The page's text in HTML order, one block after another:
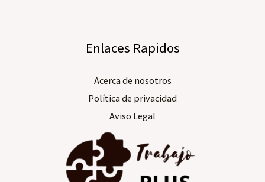
Enlaces Rapidos
Acerca de nosotros​
Política de privacidad
Aviso Legal